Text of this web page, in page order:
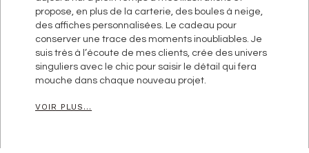
propose, en plus de la carterie, des boules à neige,
des affiches personnalisées. Le cadeau pour
conserver une trace des moments inoubliables. Je
suis très à l’écoute de mes clients, crée des univers
singuliers avec le chic pour saisir le détail qui fera
mouche dans chaque nouveau projet.
VOIR PLUS...